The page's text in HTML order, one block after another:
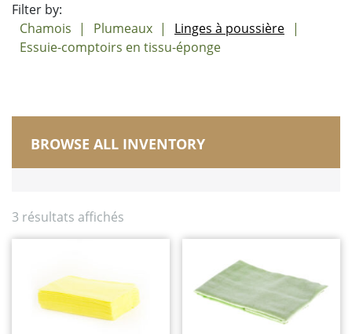
Filter by:
Chamois
Plumeaux
Linges à poussière
Essuie-comptoirs en tissu-éponge
BROWSE ALL INVENTORY
Chariots, diables, seaux et bacs
Balais de maïs et balais droit
Chamois
Plumeaux
Linges à poussière
3 résultats affichés